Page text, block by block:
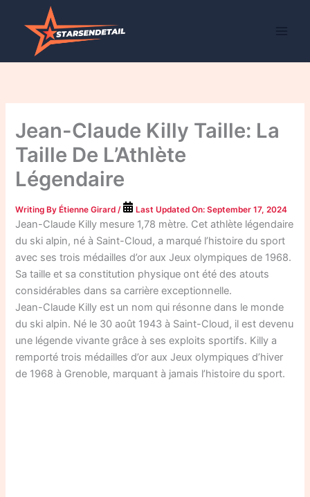
Jean-Claude Killy Taille: La
Taille De L’Athlète
Légendaire
Writing ByÉtienne Girard / Last Updated On:September 17, 2024
Jean-Claude Killy mesure 1,78 mètre. Cet athlète légendaire
du ski alpin, né à Saint-Cloud, a marqué l’histoire du sport
avec ses trois médailles d’or aux Jeux olympiques de 1968.
Sa taille et sa constitution physique ont été des atouts
considérables dans sa carrière exceptionnelle.
Jean-Claude Killy est un nom qui résonne dans le monde
du ski alpin. Né le 30 août 1943 à Saint-Cloud, il est devenu
une légende vivante grâce à ses exploits sportifs. Killy a
remporté trois médailles d’or aux Jeux olympiques d’hiver
de 1968 à Grenoble, marquant à jamais l’histoire du sport.